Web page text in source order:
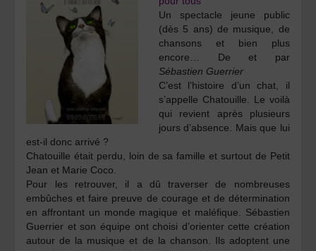
Un spectacle jeune public
(dès 5 ans) de musique, de
chansons et bien plus
encore… De et par
Sébastien Guerrier
C’est l’histoire d’un chat, il
s’appelle Chatouille. Le voilà
qui revient après plusieurs
jours d’absence. Mais que lui
est-il donc arrivé ?
Chatouille était perdu, loin de sa famille et surtout de Petit
Jean et Marie Coco.
Pour les retrouver, il a dû traverser de nombreuses
embûches et faire preuve de courage et de détermination
en affrontant un monde magique et maléfique. Sébastien
Guerrier et son équipe ont choisi d’orienter cette création
autour de la musique et de la chanson. Ils adoptent une